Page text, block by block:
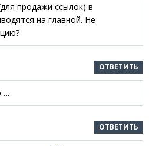
продажи ссылок) в
на главной. Не
ОТВЕТИТЬ
ОТВЕТИТЬ